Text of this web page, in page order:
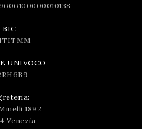
BIC
UNIVOCO
1892
Venezia